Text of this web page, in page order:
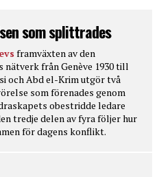
som splittrades
framväxten av den
från Genève 1930 till
och Abd el-Krim utgör två
som förenades genom
obestridde ledare
tredje delen av fyra följer hur
för dagens konflikt.